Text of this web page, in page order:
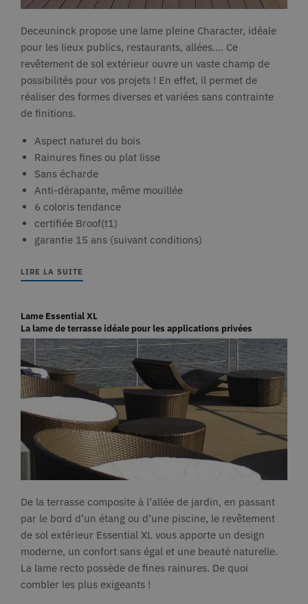
Deceuninck propose une lame pleine Character, idéale
pour les lieux publics, restaurants, allées.... Ce
revêtement de sol extérieur ouvre un vaste champ de
possibilités pour vos projets ! En effet, il permet de
réaliser des formes diverses et variées sans contrainte
de finitions.
Aspect naturel du bois
Rainures fines ou plat lisse
Sans écharde
Anti-dérapante, même mouillée
6 coloris tendance
certifiée Broof(t1)
garantie 15 ans (suivant conditions)
LIRE LA SUITE
Lame Essential XL
La lame de terrasse idéale pour les applications privées
De la terrasse composite à l’allée de jardin, en passant
par le bord d’un étang ou d’une piscine, le revêtement
de sol extérieur Essential XL vous apporte un design
moderne, un confort sans égal et une beauté naturelle.
La lame recto possède de fines rainures. De quoi
combler les plus exigeants !